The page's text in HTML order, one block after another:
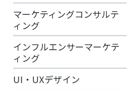
マーケティングコンサルテ
ィング
インフルエンサーマーケテ
ィング
UI・UXデザイン